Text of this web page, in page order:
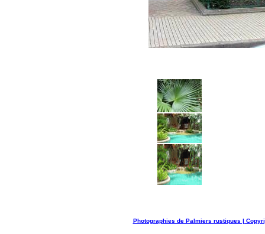
Photographies de Palmiers rustiques |